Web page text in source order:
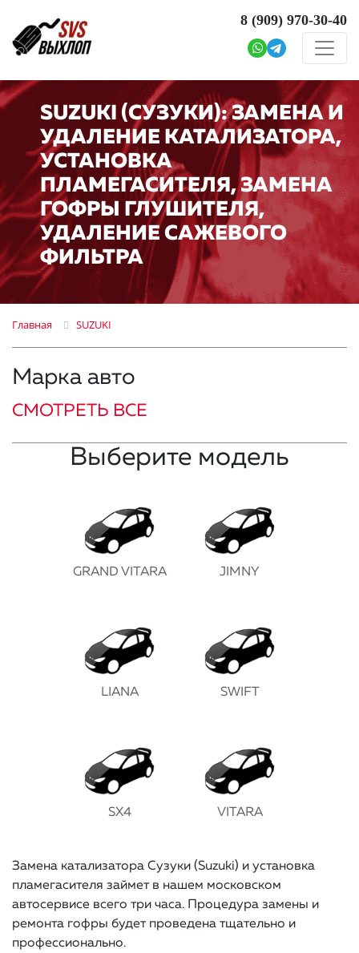
8 (909) 970-30-40
SUZUKI (СУЗУКИ): ЗАМЕНА И
УДАЛЕНИЕ КАТАЛИЗАТОРА,
УСТАНОВКА
ПЛАМЕГАСИТЕЛЯ, ЗАМЕНА
ГОФРЫ ГЛУШИТЕЛЯ,
УДАЛЕНИЕ САЖЕВОГО
ФИЛЬТРА
Главная SUZUKI
Марка авто
СМОТРЕТЬ ВСЕ
Выберите модель
GRAND VITARA JIMNY
LIANA SWIFT
SX4 VITARA
Замена катализатора Сузуки (Suzuki) и установка
пламегасителя займет в нашем московском
автосервисе всего три часа. Процедура замены и
ремонта гофры будет проведена тщательно и
профессионально.